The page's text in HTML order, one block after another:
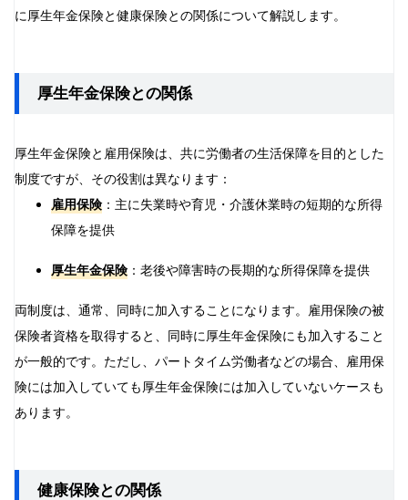
に厚生年金保険と健康保険との関係について解説します。
厚生年金保険との関係
厚生年金保険と雇用保険は、共に労働者の生活保障を目的とした
制度ですが、その役割は異なります：
雇用保険：主に失業時や育児・介護休業時の短期的な所得
保障を提供
厚生年金保険：老後や障害時の長期的な所得保障を提供
両制度は、通常、同時に加入することになります。雇用保険の被
保険者資格を取得すると、同時に厚生年金保険にも加入すること
が一般的です。ただし、パートタイム労働者などの場合、雇用保
険には加入していても厚生年金保険には加入していないケースも
あります。
健康保険との関係